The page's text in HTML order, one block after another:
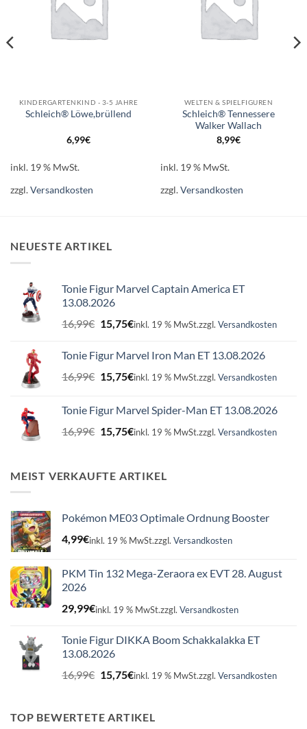
KINDERGARTENKIND - 3-5 JAHRE
Schleich® Löwe,brüllend
6,99€
inkl. 19 % MwSt.
zzgl.Versandkosten
WELTEN & SPIELFIGUREN
Schleich® Tennessere
Walker Wallach
8,99€
inkl. 19 % MwSt.
zzgl.Versandkosten
NEUESTE ARTIKEL
Tonie Figur Marvel Captain America ET
13.08.2026
16,99€ Ursprünglicher
Preis
16,99€
15,75€Aktueller
15,75€.
inkl. 19 % MwSt.zzgl. Versandkosten
Tonie Figur Marvel Iron Man ET 13.08.2026
16,99€ Ursprünglicher
Preis
16,99€
15,75€Aktueller
15,75€.
inkl. 19 % MwSt.zzgl. Versandkosten
Tonie Figur Marvel Spider-Man ET 13.08.2026
16,99€ Ursprünglicher
Preis
16,99€
15,75€Aktueller
15,75€.
inkl. 19 % MwSt.zzgl. Versandkosten
MEIST VERKAUFTE ARTIKEL
Pokémon ME03 Optimale Ordnung Booster
4,99€inkl. 19 % MwSt.zzgl. Versandkosten
PKM Tin 132 Mega-Zeraora ex EVT 28. August
2026
29,99€inkl. 19 % MwSt.zzgl. Versandkosten
Tonie Figur DIKKA Boom Schakkalakka ET
13.08.2026
16,99€ Ursprünglicher
Preis
16,99€
15,75€Aktueller
15,75€.
inkl. 19 % MwSt.zzgl. Versandkosten
TOP BEWERTETE ARTIKEL